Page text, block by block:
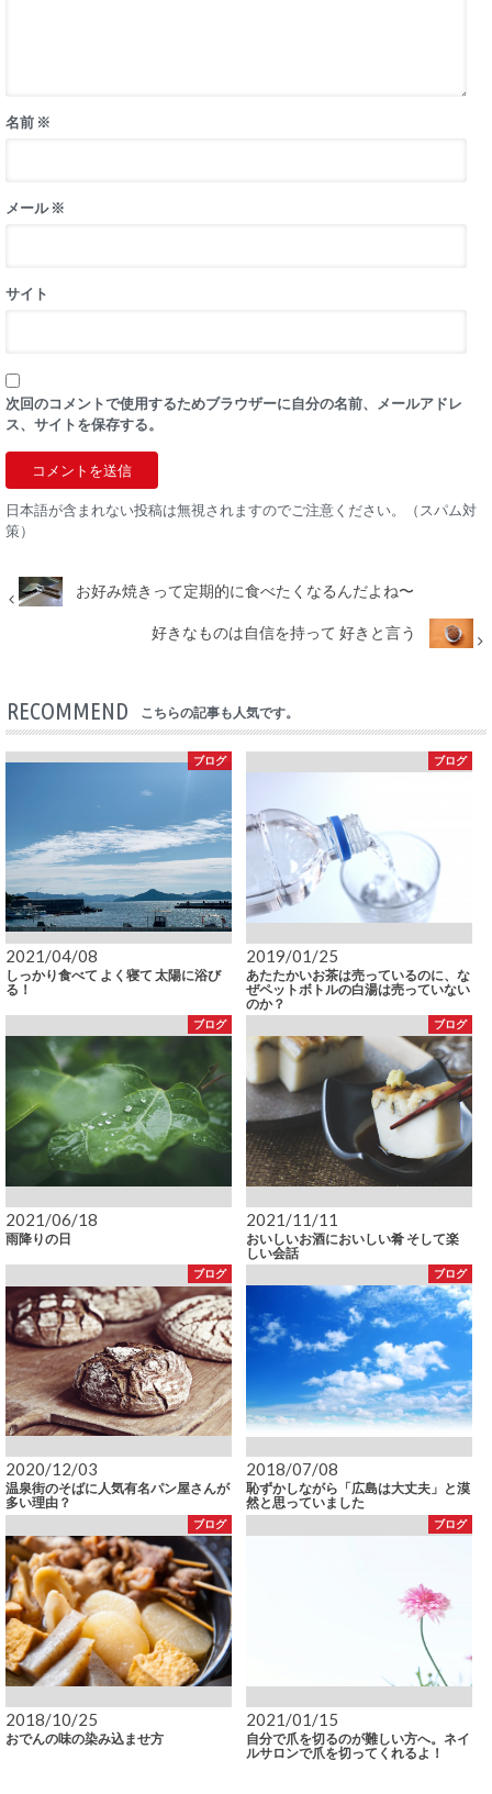
名前 ※
メール※
サイト
次回のコメントで使用するためブラウザーに自分の名前、メールアドレ
ス、サイトを保存する。
日本語が含まれない投稿は無視されますのでご注意ください。（スパム対
策）
お好み焼きって定期的に食べたくなるんだよね〜
好きなものは自信を持って 好きと言う
RECOMMEND こちらの記事も人気です。
ブログ
2021/04/08
しっかり食べて よく寝て 太陽に浴び
る！
ブログ
2019/01/25
あたたかいお茶は売っているのに、な
ぜペットボトルの白湯は売っていない
のか？
ブログ
2021/06/18
雨降りの日
ブログ
2021/11/11
おいしいお酒においしい肴 そして楽
しい会話
ブログ
2020/12/03
温泉街のそばに人気有名パン屋さんが
多い理由？
ブログ
2018/07/08
恥ずかしながら「広島は大丈夫」と漠
然と思っていました
ブログ
2018/10/25
おでんの味の染み込ませ方
ブログ
2021/01/15
自分で爪を切るのが難しい方へ。ネイ
ルサロンで爪を切ってくれるよ！